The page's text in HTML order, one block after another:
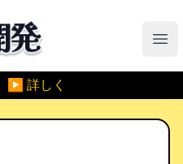
メ
▶ 詳しく